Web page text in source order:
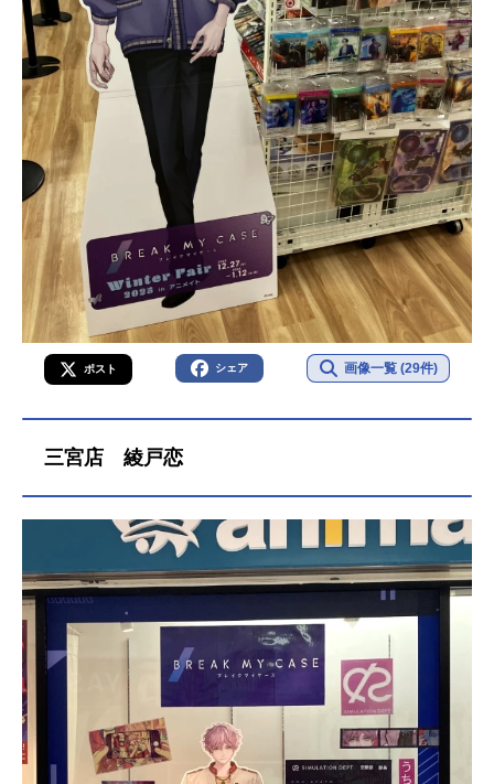
ポスト シェア 画像一覧 (29件)
三宮店 綾戸恋